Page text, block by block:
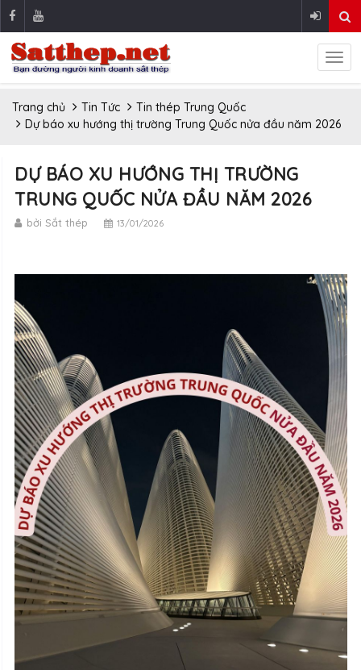
Trang chủ Tin Tức
Tin thép Trung Quốc
Dự báo xu hướng thị trường Trung Quốc nửa đầu năm 2026
DỰ BÁO XU HƯỚNG THỊ TRƯỜNG
TRUNG QUỐC NỬA ĐẦU NĂM 2026
bởi Sắt thép 13/01/2026